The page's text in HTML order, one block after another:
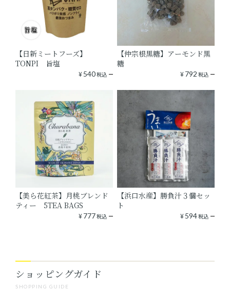
【日新ミートフーズ】
TONPI 旨塩
¥540税込
【仲宗根黒糖】アーモンド黒
糖
¥792 税込
【美ら花紅茶】月桃ブレンド
ティー 5TEA BAGS
¥777税込
【浜口水産】勝負汁３個セッ
ト
¥594税込
SHOPPING GUIDE
ショッピングガイド